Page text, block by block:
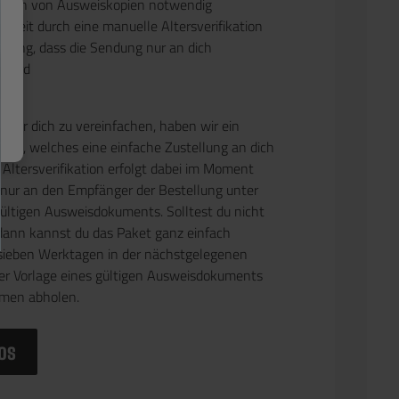
von Ausweiskopien notwendig
durch eine manuelle Altersverifikation
dass die Sendung nur an dich
wird
für dich zu vereinfachen, haben wir ein
welches eine einfache Zustellung an dich
Altersverifikation erfolgt dabei im Moment
nur an den Empfänger der Bestellung unter
Ausweisdokuments. Solltest du nicht
kannst du das Paket ganz einfach
Werktagen in der nächstgelegenen
Vorlage eines gültigen Ausweisdokuments
abholen.